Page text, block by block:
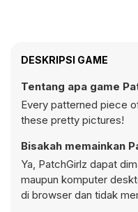
DESKRIPSI GAME
Tentang apa game
Every patterned piece
these pretty pictures!
Bisakah memainkan
Ya, PatchGirlz dapat
maupun komputer
di browser dan tidak